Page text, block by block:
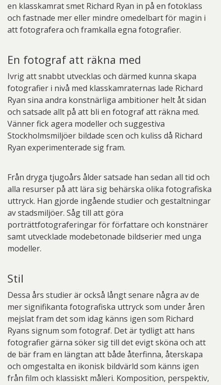
en klasskamrat smet Richard Ryan in på en fotoklass
och fastnade mer eller mindre omedelbart för magin i
att fotografera och framkalla egna fotografier.
En fotograf att räkna med
Ivrig att snabbt utvecklas och därmed kunna skapa
fotografier i nivå med klasskamraternas lade Richard
Ryan sina andra konstnärliga ambitioner helt åt sidan
och satsade allt på att bli en fotograf att räkna med.
Vänner fick agera modeller och suggestiva
Stockholmsmiljöer bildade scen och kuliss då Richard
Ryan experimenterade sig fram.
Från dryga tjugoårs ålder satsade han sedan all tid och
alla resurser på att lära sig behärska olika fotografiska
uttryck. Han gjorde ingående studier och gestaltningar
av stadsmiljöer. Såg till att göra
porträttfotograferingar för författare och konstnärer
samt utvecklade modebetonade bildserier med unga
modeller.
Stil
Dessa års studier är också långt senare några av de
mer signifikanta fotografiska uttryck som under åren
mejslat fram det som idag känns igen som Richard
Ryans signum som fotograf. Det är tydligt att hans
fotografier gärna söker sig till det evigt sköna och att
de bär fram en längtan att både återfinna, återskapa
och omgestalta en ikonisk bildvärld som känns igen
från film och klassiskt måleri. Komposition, perspektiv,